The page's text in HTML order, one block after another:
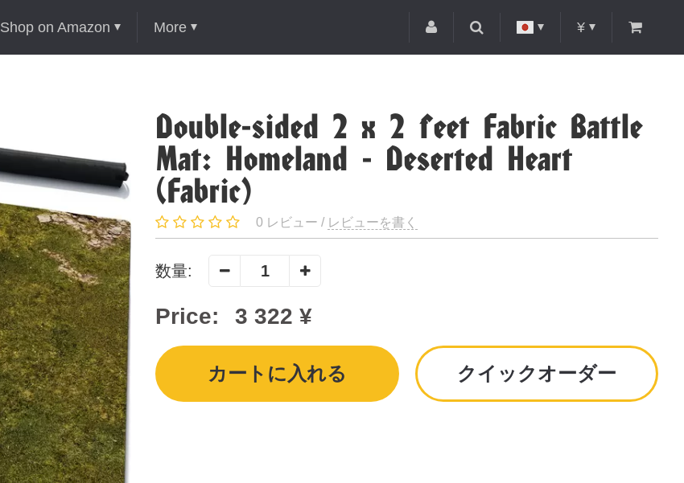
Shop on Amazon More ¥
Double-sided 2 x 2 feet Fabric Battle
Mat: Homeland - Deserted Heart
(Fabric)
0 レビュー / レビューを書く
数量:
Price: 3 322 ¥
カートに入れる クイックオーダー